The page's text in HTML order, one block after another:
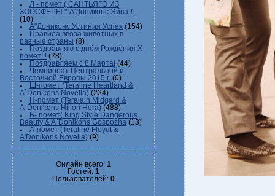
Л - помет ( САНТЬЯГО ИЗ
ЗООСФЕРЫ * А'Дониконс Эйва Л
(10)
А"Дониконс Устиния Успех (154)
Правила ввоза животных в
разные страны (8)
Поздравляю с днём Рождения Х-
помет!!! (28)
Поздравляем с 8 Марта! (44)
Чемпионат Центральной и
Восточной Европы 2015 г. (0)
Ш-помет (Teraline Heartland &
A`Donikons Novella) (224)
Н-помет (Teralain Midgard &
A`Donikons Hillori Hora) (488)
Б- помет( King Style Dangerous
Beauty & A`Donikons Gospozha (13)
А-помет (Teraline Floydt &
A'Donikons Novella) (9)
Онлайн всего: 1
Гостей: 1
Пользователей: 0